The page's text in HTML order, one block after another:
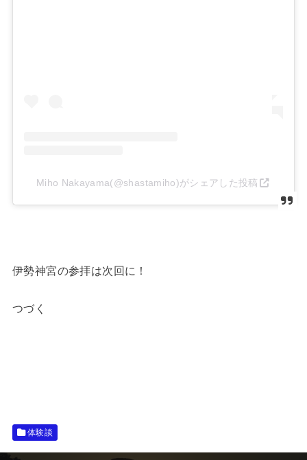
Miho Nakayama(@shastamiho)がシェアした投稿
伊勢神宮の参拝は次回に！
つづく
体験談